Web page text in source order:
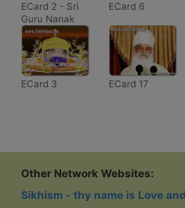
ECard 2 - Sri
Guru Nanak
Dev Ji - The
Master of Kali
Yuga Kalyug
ECard 6
ECard 3 ECard 17
Other Network Websites:
Sikhism - thy name is Love